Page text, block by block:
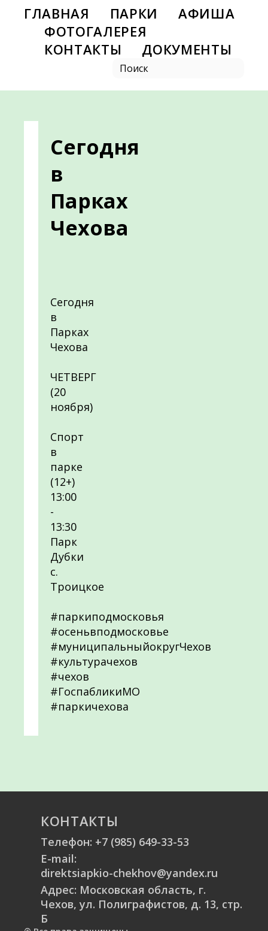
ГЛАВНАЯ ПАРКИ
АФИША
ФОТОГАЛЕРЕЯ
КОНТАКТЫ
ДОКУМЕНТЫ
Сегодня
в
Парках
Чехова
Сегодня
в
Парках
Чехова
ЧЕТВЕРГ
(20
ноября)
Спорт
в
парке
(12+)
13:00
-
13:30
Парк
Дубки
с.
Троицкое
#паркиподмосковья
#осеньвподмосковье
#муниципальныйокругЧехов
#культурачехов
#чехов
#ГоспабликиМО
#паркичехова
КОНТАКТЫ
Телефон: +7 (985) 649-33-53
E-mail:
direktsiapkio-chekhov@yandex.ru
Адрес: Московская область, г.
Чехов, ул. Полиграфистов, д. 13, стр.
Б